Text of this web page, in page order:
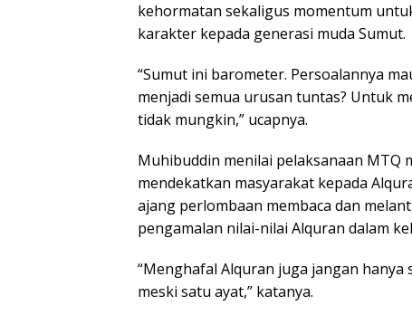
kehormatan sekaligus momentum
karakter kepada generasi muda Sumut.
“Sumut ini barometer. Persoalannya
menjadi semua urusan tuntas? Untuk
tidak mungkin,” ucapnya.
Muhibuddin menilai pelaksanaan
mendekatkan masyarakat kepada
ajang perlombaan membaca dan
pengamalan nilai-nilai Alquran dalam
“Menghafal Alquran juga jangan
meski satu ayat,” katanya.